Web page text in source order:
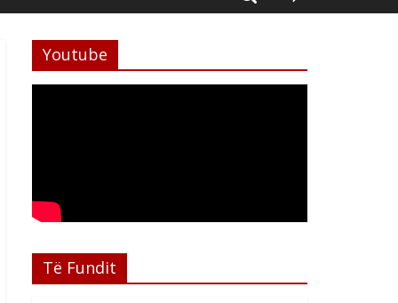
Youtube
Të Fundit